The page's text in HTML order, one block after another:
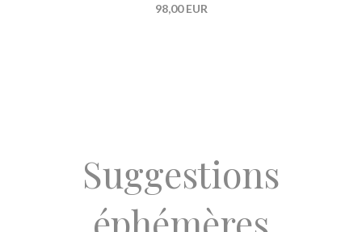
98,00 EUR
Suggestions
éphémères